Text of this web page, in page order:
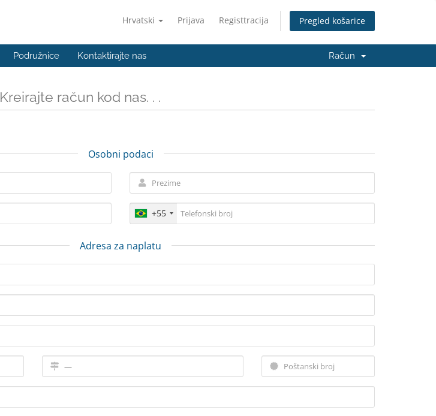
Hrvatski Prijava Registtracija Pregled košarice
Podružnice Kontaktirajte nas Račun
Kreirajte račun kod nas. . .
Osobni podaci
+55
Adresa za naplatu